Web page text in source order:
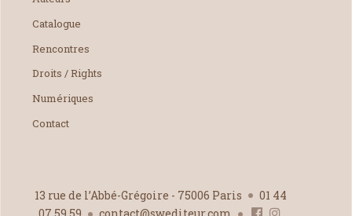
Catalogue
Rencontres
Droits / Rights
Numériques
Contact
13 rue de l’Abbé-Grégoire - 75006 Paris
01 44
07 59 59
contact@swediteur.com